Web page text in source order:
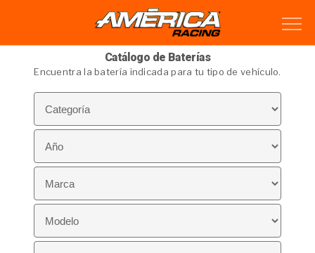
Catálogo de Baterías
Encuentra la batería indicada para tu tipo de vehículo.